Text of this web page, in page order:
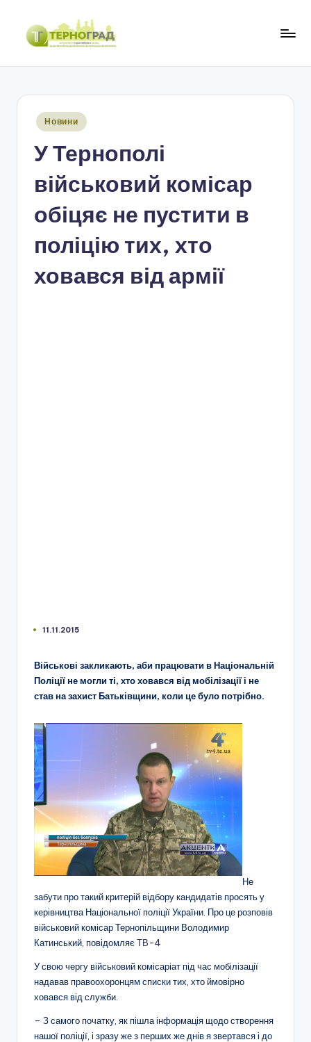
Перейти
Опубліковано
Новини
У Тернополі
військовий комісар
обіцяє не пустити в
поліцію тих, хто
ховався від армії
11.11.2015
Військові закликають, аби працювати в Національній
Поліції не могли ті, хто ховався від мобілізації і не
став на захист Батьківщини, коли це було потрібно.
Не
забути про такий критерій відбору кандидатів просять у
керівництва Національної поліції України. Про це розповів
військовий комісар Тернопільщини Володимир
Катинський, повідомляєТВ-4
У свою чергу військовий комісаріат під час мобілізації
надавав правоохоронцям списки тих, хто ймовірно
ховався від служби.
– З самого початку, як пішла інформація щодо створення
нашої поліції, і зразу же з перших же днів я звертався і до